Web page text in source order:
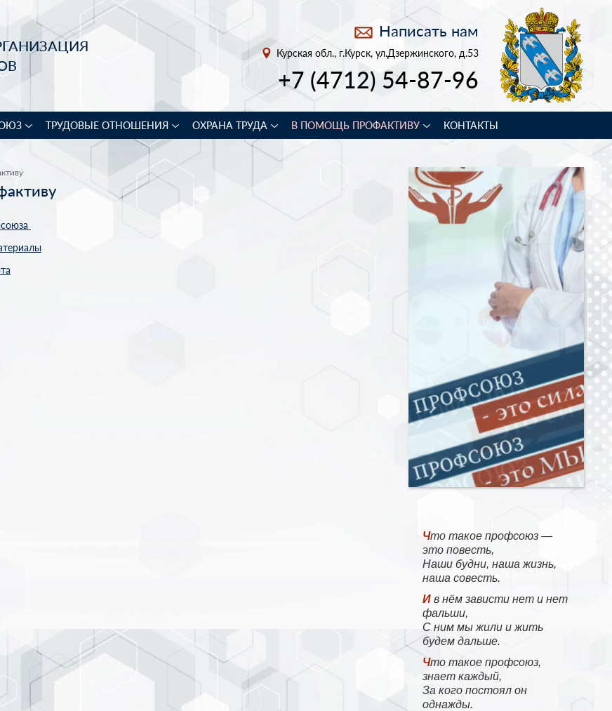
Написать нам
Курская обл., г.Курск, ул.Дзержинского, д.53
+7 (4712) 54-87-96
ТРУДОВЫЕ ОТНОШЕНИЯ ОХРАНА ТРУДА В ПОМОЩЬ ПРОФАКТИВУ КОНТАКТЫ
Что такое профсоюз —
это повесть,
Наши будни, наша жизнь,
наша совесть.
И в нём зависти нет и нет
фальши,
С ним мы жили и жить
будем дальше.
Что такое профсоюз,
знает каждый,
За кого постоял он
однажды.